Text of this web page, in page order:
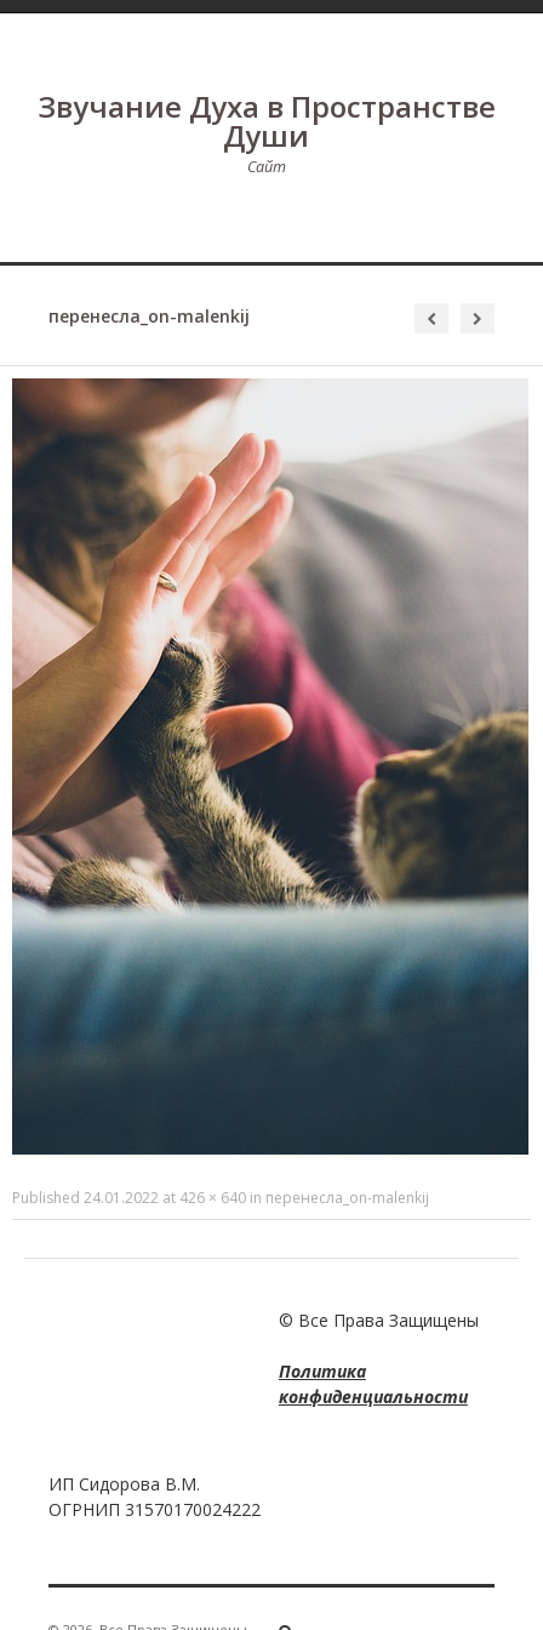
Звучание Духа в Пространстве
Души
Сайт
перенесла_on-malenkij
Published 24.01.2022 at 426 × 640 in перенесла_on-malenkij
© Все Права Защищены
Политика
конфиденциальности
ИП Сидорова В.М.
ОГРНИП 31570170024222